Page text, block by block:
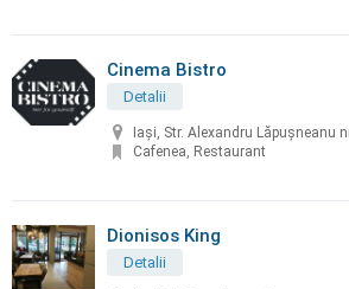
Cinema Bistro
Detalii
Iași, Str. Alexandru Lăpușneanu
Cafenea, Restaurant
Dionisos King
Detalii